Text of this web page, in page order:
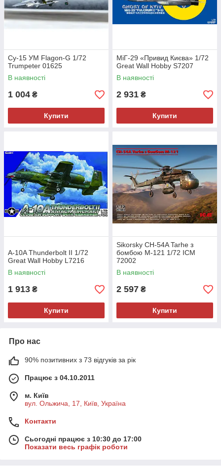
Су-15 УМ Flagon-G 1/72
Trumpeter 01625
В наявності
1 004 ₴
Купити
МіГ-29 «Привид Києва» 1/72
Great Wall Hobby S7207
В наявності
2 931 ₴
Купити
A-10A Thunderbolt II 1/72
Great Wall Hobby L7216
В наявності
1 913 ₴
Купити
Sikorsky CH-54A Tarhe з
бомбою M-121 1/72 ICM
72002
В наявності
2 597 ₴
Купити
Про нас
90% позитивних з 73 відгуків за рік
Працює з 04.10.2011
м. Київ
вул. Ольжича, 17, Київ, Україна
Контакти
Сьогодні працює з 10:30 до 17:00
Показати весь графік роботи